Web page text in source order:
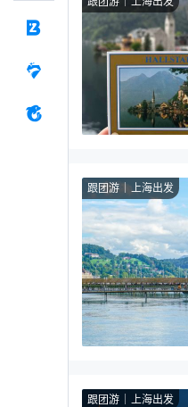
跟团游 上海出发
跟团游 上海出发